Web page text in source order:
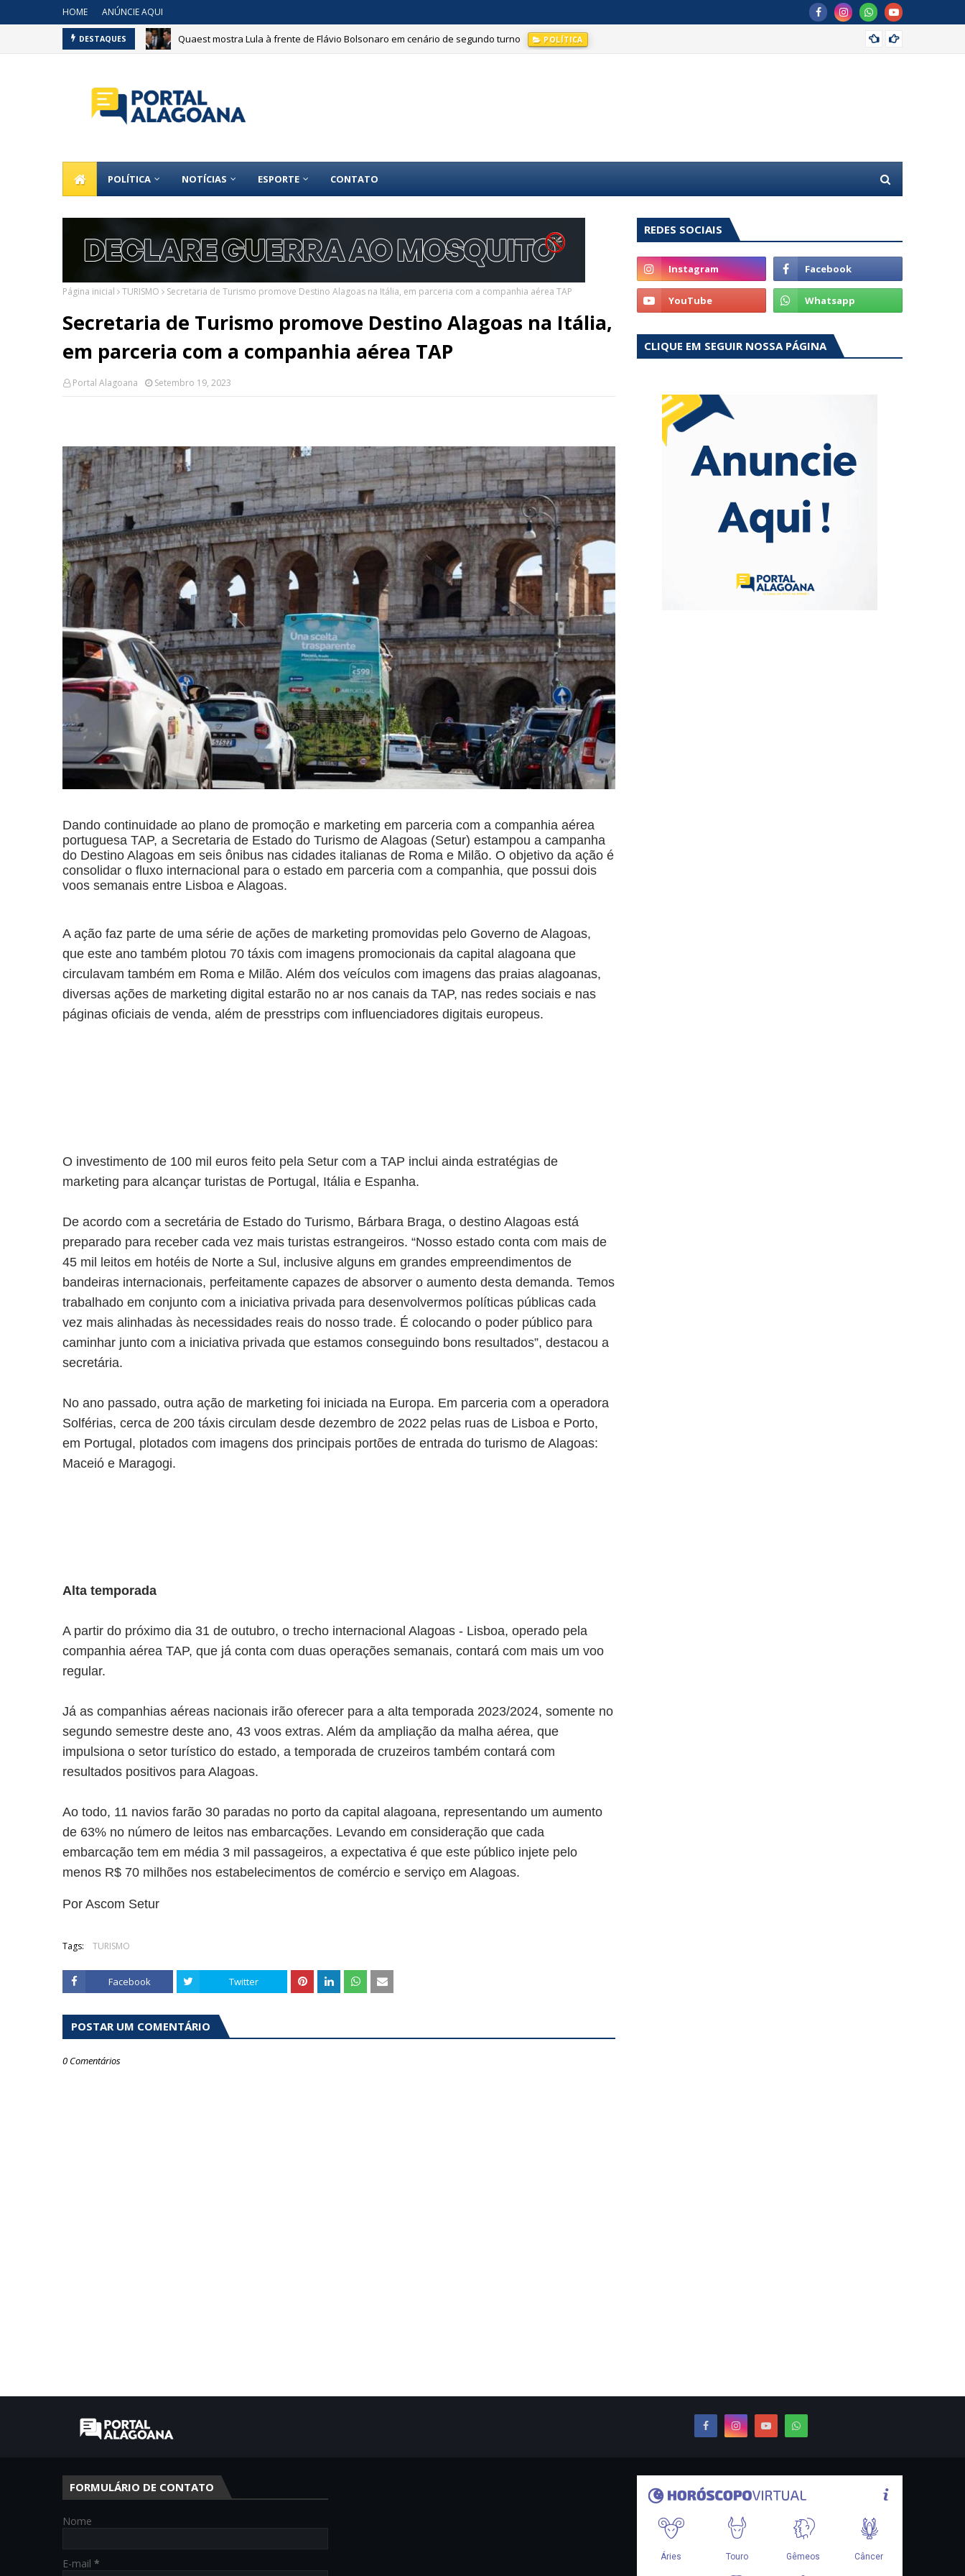
HOME ANÚNCIE AQUI
DESTAQUES Quaest mostra Lula à frente de Flávio Bolsonaro em cenário de segundo turno POLÍTICA
Bebê morre após nascer na recepção do Hospital da Cidade; família denuncia negligência
POLÍTICA NOTÍCIAS ESPORTE CONTATO
Página inicial TURISMO Secretaria de Turismo promove Destino Alagoas na Itália, em parceria com a companhia aérea TAP
Secretaria de Turismo promove Destino Alagoas na Itália,
em parceria com a companhia aérea TAP
Portal Alagoana Setembro 19, 2023
Dando continuidade ao plano de promoção e marketing em parceria com a companhia aérea
portuguesa TAP, a Secretaria de Estado do Turismo de Alagoas (Setur) estampou a campanha
do Destino Alagoas em seis ônibus nas cidades italianas de Roma e Milão. O objetivo da ação é
consolidar o fluxo internacional para o estado em parceria com a companhia, que possui dois
voos semanais entre Lisboa e Alagoas.
A ação faz parte de uma série de ações de marketing promovidas pelo Governo de Alagoas,
que este ano também plotou 70 táxis com imagens promocionais da capital alagoana que
circulavam também em Roma e Milão. Além dos veículos com imagens das praias alagoanas,
diversas ações de marketing digital estarão no ar nos canais da TAP, nas redes sociais e nas
páginas oficiais de venda, além de presstrips com influenciadores digitais europeus.
O investimento de 100 mil euros feito pela Setur com a TAP inclui ainda estratégias de
marketing para alcançar turistas de Portugal, Itália e Espanha.
De acordo com a secretária de Estado do Turismo, Bárbara Braga, o destino Alagoas está
preparado para receber cada vez mais turistas estrangeiros. “Nosso estado conta com mais de
45 mil leitos em hotéis de Norte a Sul, inclusive alguns em grandes empreendimentos de
bandeiras internacionais, perfeitamente capazes de absorver o aumento desta demanda. Temos
trabalhado em conjunto com a iniciativa privada para desenvolvermos políticas públicas cada
vez mais alinhadas às necessidades reais do nosso trade. É colocando o poder público para
caminhar junto com a iniciativa privada que estamos conseguindo bons resultados”, destacou a
secretária.
No ano passado, outra ação de marketing foi iniciada na Europa. Em parceria com a operadora
Solférias, cerca de 200 táxis circulam desde dezembro de 2022 pelas ruas de Lisboa e Porto,
em Portugal, plotados com imagens dos principais portões de entrada do turismo de Alagoas:
Maceió e Maragogi.
Alta temporada
A partir do próximo dia 31 de outubro, o trecho internacional Alagoas - Lisboa, operado pela
companhia aérea TAP, que já conta com duas operações semanais, contará com mais um voo
regular.
Já as companhias aéreas nacionais irão oferecer para a alta temporada 2023/2024, somente no
segundo semestre deste ano, 43 voos extras. Além da ampliação da malha aérea, que
impulsiona o setor turístico do estado, a temporada de cruzeiros também contará com
resultados positivos para Alagoas.
Ao todo, 11 navios farão 30 paradas no porto da capital alagoana, representando um aumento
de 63% no número de leitos nas embarcações. Levando em consideração que cada
embarcação tem em média 3 mil passageiros, a expectativa é que este público injete pelo
menos R$ 70 milhões nos estabelecimentos de comércio e serviço em Alagoas.
Por Ascom Setur
Tags: TURISMO
Facebook Twitter
POSTAR UM COMENTÁRIO
0 Comentários
REDES SOCIAIS
CLIQUE EM SEGUIR NOSSA PÁGINA
FORMULÁRIO DE CONTATO
Nome
E-mail *